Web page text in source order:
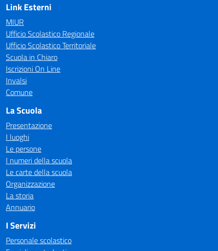
Link Esterni
MIUR
Ufficio Scolastico Regionale
Ufficio Scolastico Territoriale
Scuola in Chiaro
Iscrizioni On Line
Invalsi
Comune
La Scuola
Presentazione
I luoghi
Le persone
I numeri della scuola
Le carte della scuola
Organizzazione
La storia
Annuario
I Servizi
Personale scolastico